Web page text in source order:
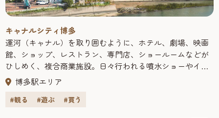
キャナルシティ博多
運河（キャナル）を取り囲むように、ホテル、劇場、映画
館、ショップ、レストラン、専門店、ショールームなどが
ひしめく、複合商業施設。日々行われる噴水ショーやイベ
ントの他、ショッピングに、レジャーに、そしてグルメに
と、ここに来ればとにかく退屈することなし！海外からの
観光客も多い福岡観光では人気のスポットだ。
博多駅エリア
#観る #遊ぶ #買う